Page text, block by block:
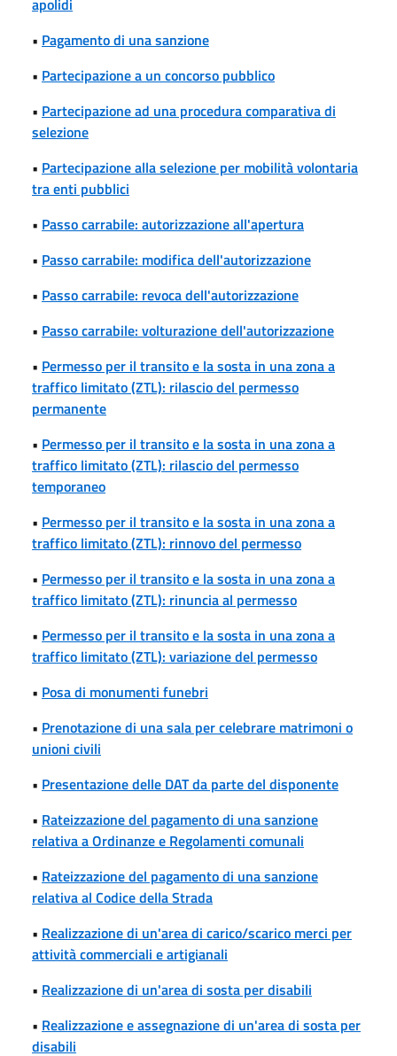
• Pagamento di una sanzione
• Partecipazione a un concorso pubblico
• Partecipazione ad una procedura comparativa di
selezione
• Partecipazione alla selezione per mobilità volontaria
tra enti pubblici
• Passo carrabile: autorizzazione all'apertura
• Passo carrabile: modifica dell'autorizzazione
• Passo carrabile: revoca dell'autorizzazione
• Passo carrabile: volturazione dell'autorizzazione
• Permesso per il transito e la sosta in una zona a
traffico limitato (ZTL): rilascio del permesso
permanente
• Permesso per il transito e la sosta in una zona a
traffico limitato (ZTL): rilascio del permesso
temporaneo
• Permesso per il transito e la sosta in una zona a
traffico limitato (ZTL): rinnovo del permesso
• Permesso per il transito e la sosta in una zona a
traffico limitato (ZTL): rinuncia al permesso
• Permesso per il transito e la sosta in una zona a
traffico limitato (ZTL): variazione del permesso
• Posa di monumenti funebri
• Prenotazione di una sala per celebrare matrimoni o
unioni civili
• Presentazione delle DAT da parte del disponente
• Rateizzazione del pagamento di una sanzione
relativa a Ordinanze e Regolamenti comunali
• Rateizzazione del pagamento di una sanzione
relativa al Codice della Strada
• Realizzazione di un'area di carico/scarico merci per
attività commerciali e artigianali
• Realizzazione di un'area di sosta per disabili
• Realizzazione e assegnazione di un'area di sosta per
disabili